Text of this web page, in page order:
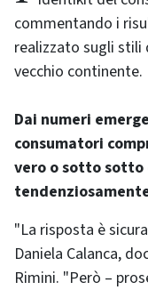
commentando i
realizzato sugli stili
vecchio continente.
Dai numeri
consumatori
vero o sotto sotto
"La risposta è
Daniela Calanca,
Rimini. "Però –